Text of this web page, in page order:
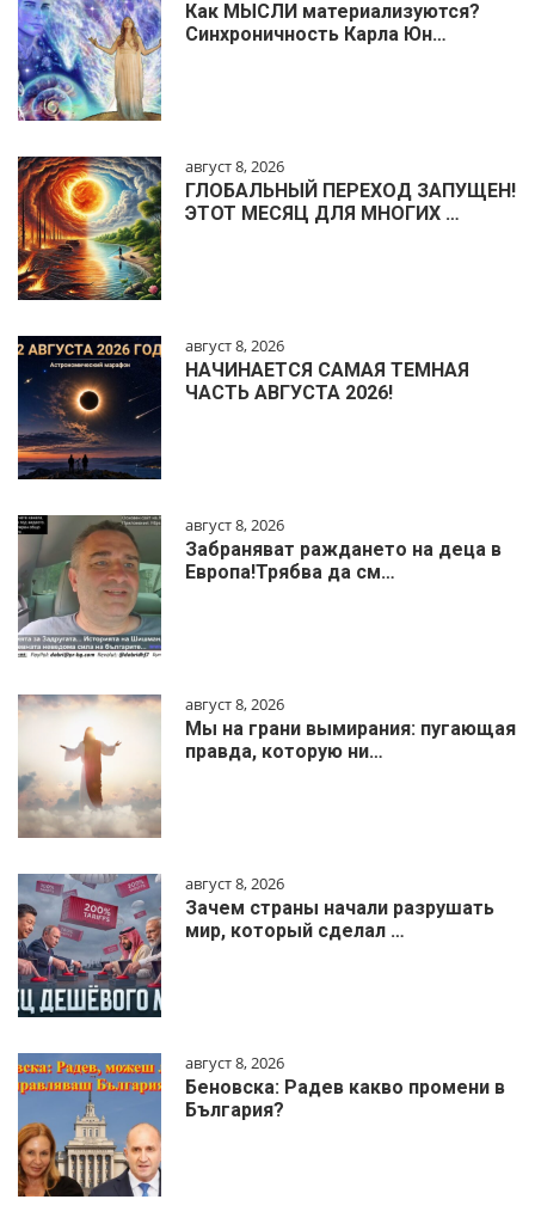
Как МЫСЛИ материализуются?
Синхроничность Карла Юн…
август 8, 2026
ГЛОБАЛЬНЫЙ ПЕРЕХОД ЗАПУЩЕН!
ЭТОТ МЕСЯЦ ДЛЯ МНОГИХ …
август 8, 2026
НАЧИНАЕТСЯ САМАЯ ТЕМНАЯ
ЧАСТЬ АВГУСТА 2026!
август 8, 2026
Забраняват раждането на деца в
Европа!Трябва да см…
август 8, 2026
Мы на грани вымирания: пугающая
правда, которую ни…
август 8, 2026
Зачем страны начали разрушать
мир, который сделал …
август 8, 2026
Беновска: Радев какво промени в
България?